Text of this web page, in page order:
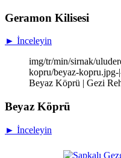
Geramon Kilisesi
► İnceleyin
img/tr/min/sirnak/
kopru/beyaz-
Beyaz Köprü | Gezi
Beyaz Köprü
► İnceleyin